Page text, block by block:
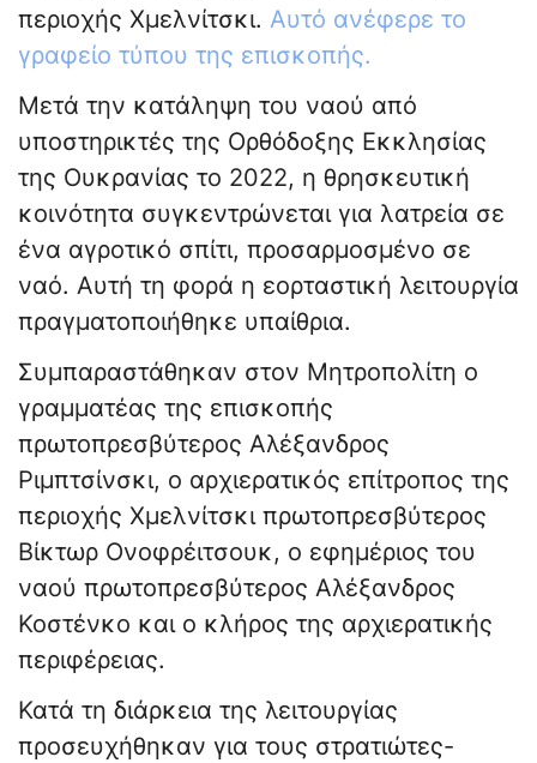
περιοχής Χμελνίτσκι. Αυτό ανέφερε το
γραφείο τύπου της επισκοπής.
Μετά την κατάληψη του ναού από
υποστηρικτές της Ορθόδοξης Εκκλησίας
της Ουκρανίας το 2022, η θρησκευτική
κοινότητα συγκεντρώνεται για λατρεία σε
ένα αγροτικό σπίτι, προσαρμοσμένο σε
ναό. Αυτή τη φορά η εορταστική λειτουργία
πραγματοποιήθηκε υπαίθρια.
Συμπαραστάθηκαν στον Μητροπολίτη ο
γραμματέας της επισκοπής
πρωτοπρεσβύτερος Αλέξανδρος
Ριμπτσίνσκι, ο αρχιερατικός επίτροπος της
περιοχής Χμελνίτσκι πρωτοπρεσβύτερος
Βίκτωρ Ονοφρέιτσουκ, ο εφημέριος του
ναού πρωτοπρεσβύτερος Αλέξανδρος
Κοστένκο και ο κλήρος της αρχιερατικής
περιφέρειας.
Κατά τη διάρκεια της λειτουργίας
προσευχήθηκαν για τους στρατιώτες-